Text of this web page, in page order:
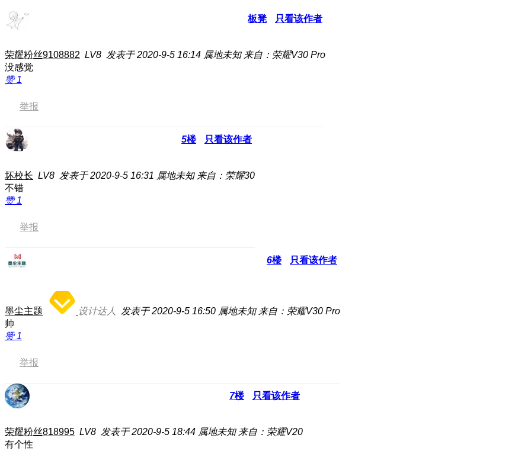
板凳 只看该作者
荣耀粉丝9108882 LV8 发表于 2020-9-5 16:14 属地未知 来自：荣耀V30 Pro
没感觉
赞1
举报
5楼 只看该作者
坏校长 LV8 发表于 2020-9-5 16:31 属地未知 来自：荣耀30
不错
赞1
举报
6楼 只看该作者
墨尘主题 设计达人 发表于 2020-9-5 16:50 属地未知 来自：荣耀V30 Pro
帅
赞1
举报
7楼 只看该作者
荣耀粉丝818995 LV8 发表于 2020-9-5 18:44 属地未知 来自：荣耀V20
有个性